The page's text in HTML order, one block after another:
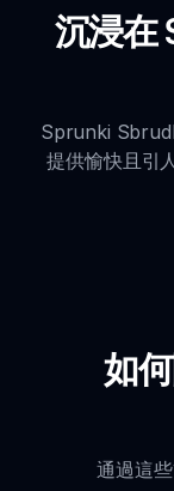
沉浸在
Sprunki
提供愉快且引
如
通過這